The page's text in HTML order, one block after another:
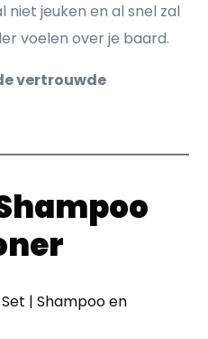
niet jeuken en al snel zal
voelen over je baard.
vertrouwde
| Shampoo en